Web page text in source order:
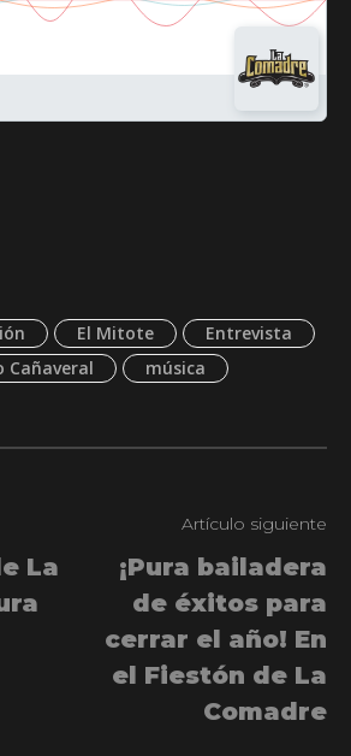
El Mitote
Entrevista
Cañaveral
música
La
Artículo siguiente
¡Pura bailadera
de éxitos para
cerrar el año! En
el Fiestón de La
Comadre